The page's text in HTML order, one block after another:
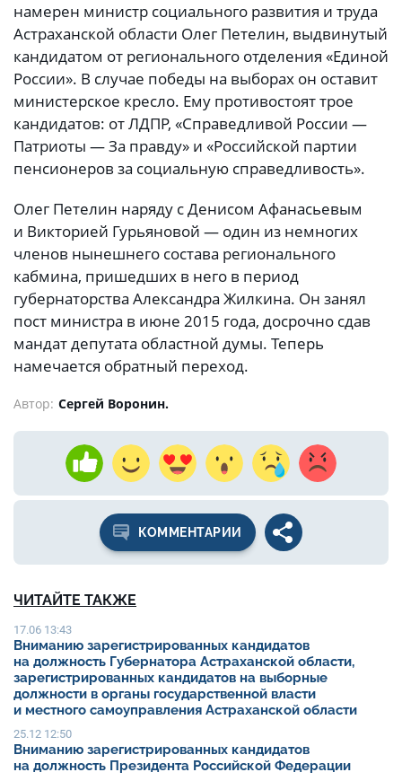
намерен министр социального развития и труда
Астраханской области Олег Петелин, выдвинутый
кандидатом от регионального отделения «Единой
России». В случае победы на выборах он оставит
министерское кресло. Ему противостоят трое
кандидатов: от ЛДПР, «Справедливой России —
Патриоты — За правду» и «Российской партии
пенсионеров за социальную справедливость».
Олег Петелин наряду с Денисом Афанасьевым
и Викторией Гурьяновой — один из немногих
членов нынешнего состава регионального
кабмина, пришедших в него в период
губернаторства Александра Жилкина. Он занял
пост министра в июне 2015 года, досрочно сдав
мандат депутата областной думы. Теперь
намечается обратный переход.
Автор: Сергей Воронин.
КОММЕНТАРИИ
ЧИТАЙТЕ ТАКЖЕ
17.06 13:43
Вниманию зарегистрированных кандидатов
на должность Губернатора Астраханской области,
зарегистрированных кандидатов на выборные
должности в органы государственной власти
и местного самоуправления Астраханской области
25.12 12:50
Вниманию зарегистрированных кандидатов
на должность Президента Российской Федерации